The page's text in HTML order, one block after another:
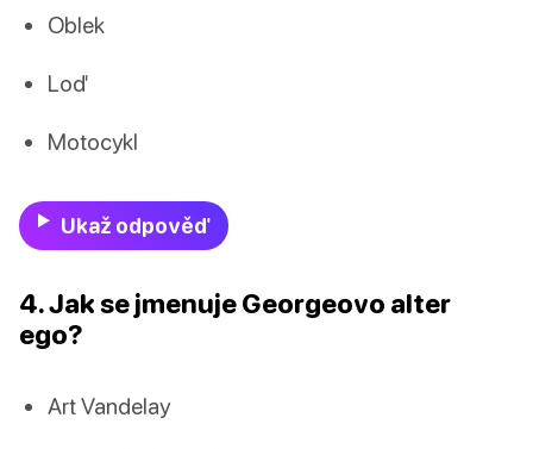
Oblek
Loď
Motocykl
Ukaž odpověď
4. Jak se jmenuje Georgeovo alter
ego?
Art Vandelay